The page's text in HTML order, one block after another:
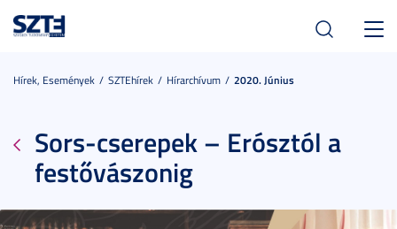
Hírek, Események SZTEhírek Hírarchívum 2020. Június
Sors-cserepek – Erósztól a
festővászonig